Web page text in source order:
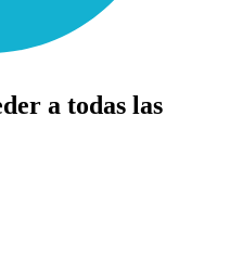
a todas las